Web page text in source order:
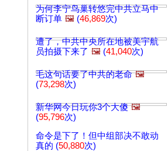
为何李宁鸟巢转悠完中共立马中
断订单 🖼️ (46,869次)
遭了，中共中央所在地被美宇航
员拍摄下来了 🖼️ (41,040次)
毛这句话要了中共的老命 🖼️
(73,298次)
新华网今日玩你3个大傻 🖼️
(95,796次)
命令是下了！但中组部决不敢动
真的 (50,880次)